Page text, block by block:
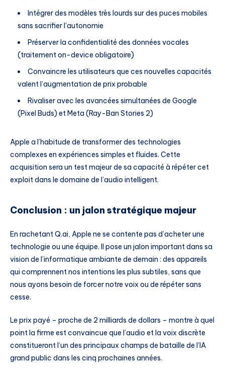
Intégrer des modèles très lourds sur des puces mobiles
sans sacrifier l’autonomie
Préserver la confidentialité des données vocales
(traitement on-device obligatoire)
Convaincre les utilisateurs que ces nouvelles capacités
valent l’augmentation de prix probable
Rivaliser avec les avancées simultanées de Google
(Pixel Buds) et Meta (Ray-Ban Stories 2)
Apple a l’habitude de transformer des technologies
complexes en expériences simples et fluides. Cette
acquisition sera un test majeur de sa capacité à répéter cet
exploit dans le domaine de l’audio intelligent.
Conclusion : un jalon stratégique majeur
En rachetant Q.ai, Apple ne se contente pas d’acheter une
technologie ou une équipe. Il pose un jalon important dans sa
vision de l’informatique ambiante de demain : des appareils
qui comprennent nos intentions les plus subtiles, sans que
nous ayons besoin de forcer notre voix ou de répéter sans
cesse.
Le prix payé – proche de 2 milliards de dollars – montre à quel
point la firme est convaincue que l’audio et la voix discrète
constitueront l’un des principaux champs de bataille de l’IA
grand public dans les cinq prochaines années.